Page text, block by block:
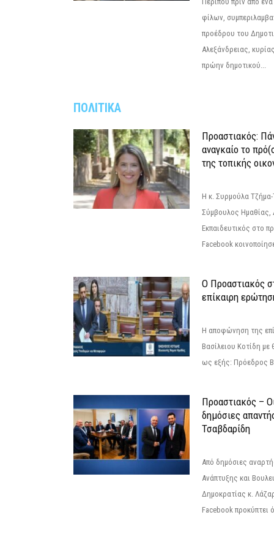
φίλων,
προέδρου του
Αλεξάνδρειας,
πρώην δημοτικού...
ΠΟΛΙΤΙΚΑ
Προαστιακός:
αναγκαίο το
της τοπικής
Η κ. Συρμούλα
Σύμβουλος Ημαθίας,
Εκπαιδευτικός στο
Facebook
Ο Προαστιακός
επίκαιρη
Η αποφώνηση της
Βασίλειου Κοτίδη με
ως εξής: Πρόεδρος
Προαστιακός –
δημόσιες
Τσαβδαρίδη
Από δημόσιες
Ανάπτυξης και
Δημοκρατίας κ.
Facebook προκύπτει